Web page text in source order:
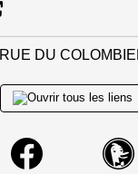
RUE DU